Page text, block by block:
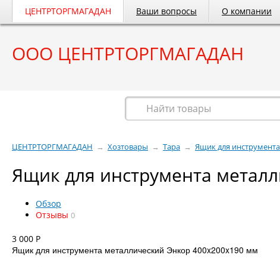
ЦЕНТРТОРГМАГАДАН Ваши вопросы О компании
ООО ЦЕНТРТОРГМАГАДАН
ЦЕНТРТОРГМАГАДАН → Хозтовары → Тара → Ящик для
Ящик для инструмента
Обзор
Отзывы 0
3 000 Р
Ящик для инструмента металлический Энкор 400x200x190 мм